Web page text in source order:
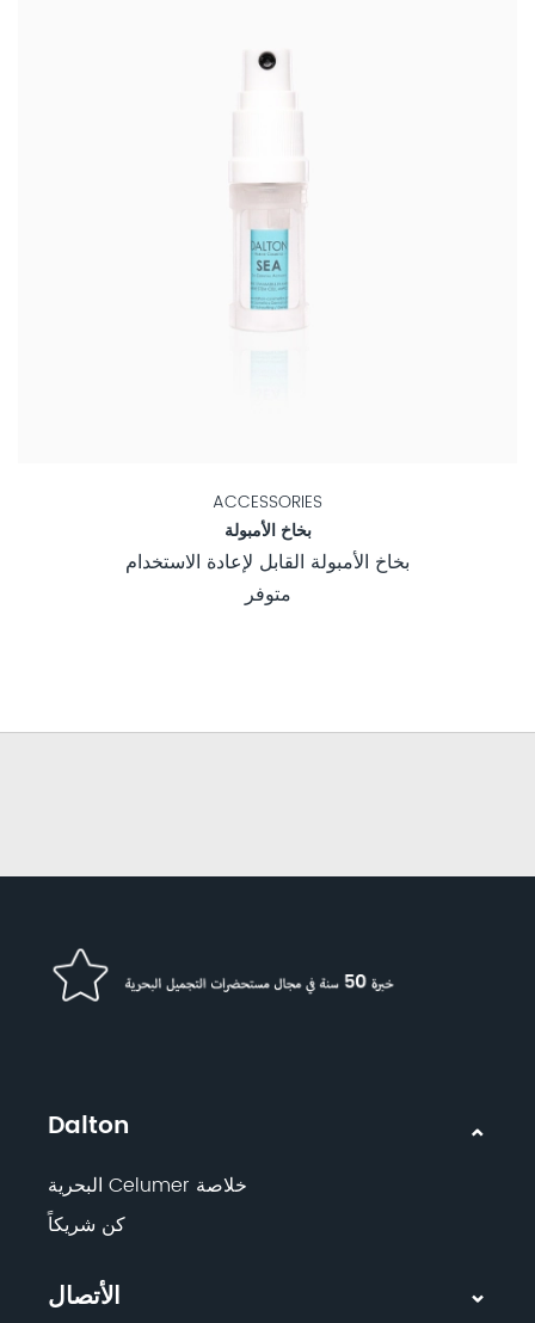
ACCESSORIES
بخاخ الأمبولة
بخاخ الأمبولة القابل لإعادة الاستخدام
متوفر
Dalton
خلاصة Celumer البحرية
كن شريكاً
الأتصال